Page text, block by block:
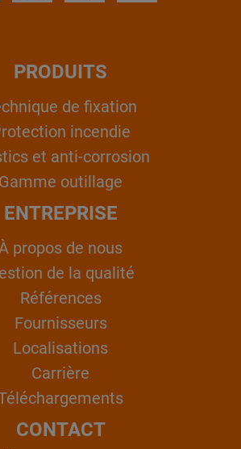
PRODUITS
de fixation
incendie
et anti-corrosion
Gamme outillage
ENTREPRISE
propos de nous
de la qualité
Références
Fournisseurs
Localisations
Carrière
CONTACT